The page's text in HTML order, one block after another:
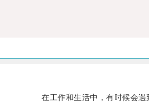
在工作和生活中，有时候会遇